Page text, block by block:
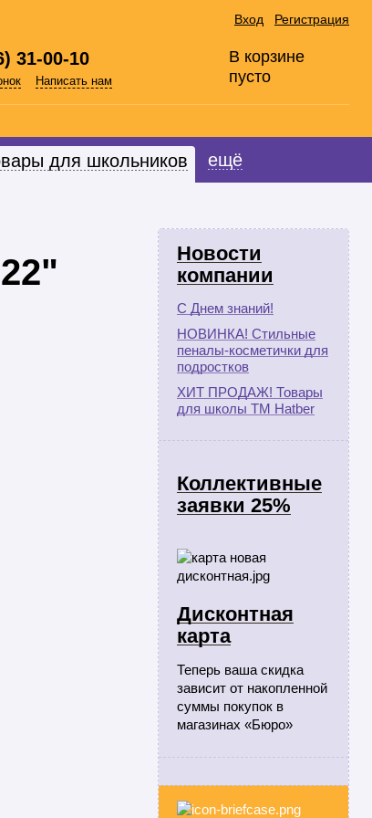
Вход Регистрация
31-00-10
Написать нам
В корзине
пусто
для школьников ещё
Новости
компании
С Днем знаний!
НОВИНКА! Стильные
пеналы-косметички для
подростков
ХИТ ПРОДАЖ! Товары
для школы ТМ Hatber
Коллективные
заявки 25%
Дисконтная
карта
Теперь ваша скидка
зависит от накопленной
суммы покупок в
магазинах «Бюро»